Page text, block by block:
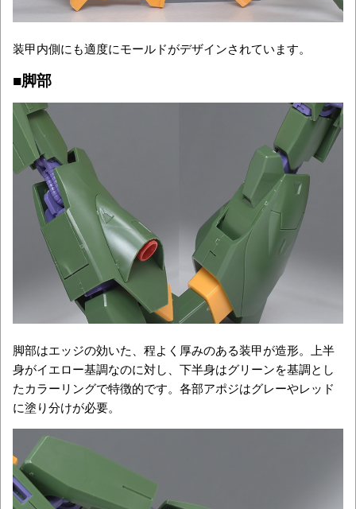
装甲内側にも適度にモールドがデザインされています。
■脚部
脚部はエッジの効いた、程よく厚みのある装甲が造形。上半
身がイエロー基調なのに対し、下半身はグリーンを基調とし
たカラーリングで特徴的です。各部アポジはグレーやレッド
に塗り分けが必要。